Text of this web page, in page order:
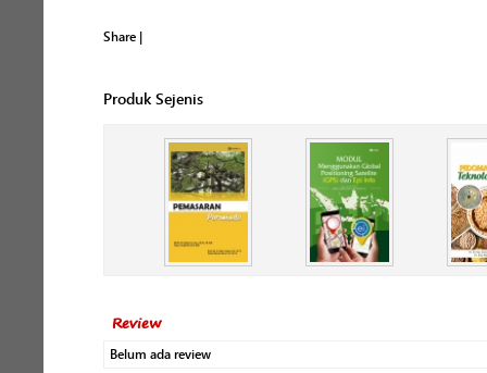
Share |
Produk Sejenis
Review
Belum ada review